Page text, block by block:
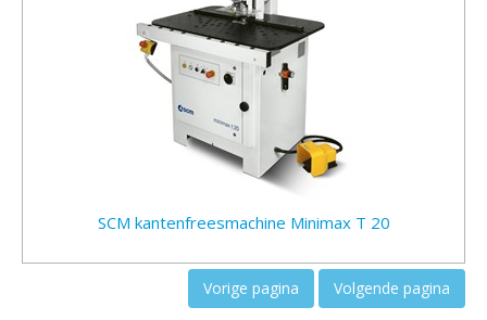
SCM kantenfreesmachine Minimax T 20
Vorige pagina Volgende pagina